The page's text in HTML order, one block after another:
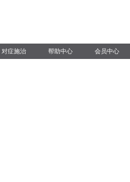
对症施治 帮助中心 会员中心